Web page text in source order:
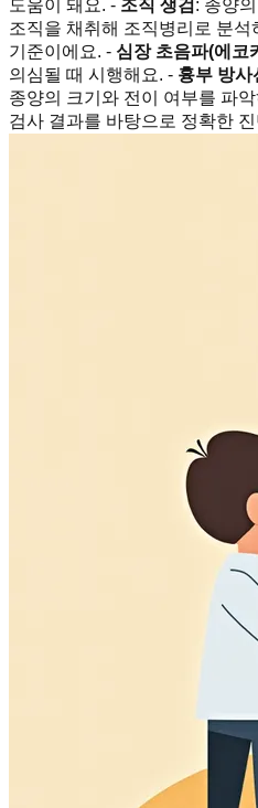
도움이 돼요. - 조직 생검 : 종양
조직을 채취해 조직병리로 분석
기준이에요. - 심장 초음파(에코
의심될 때 시행해요. - 흉부 방사
종양의 크기와 전이 여부를 파
검사 결과를 바탕으로 정확한